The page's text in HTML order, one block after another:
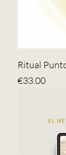
Ritual
Price
€33.00